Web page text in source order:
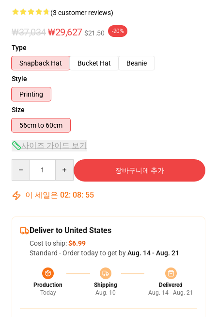
(3 customer reviews)
₩37,034₩29,627 $21.50 -20%
Type
Snapback Hat
Bucket Hat
Beanie
Style
Printing
Size
56cm to 60cm
사이즈 가이드 보기
장바구니에 추가
이 세일은 02: 08: 54
Deliver to United States
Cost to ship:$6.99
Standard - Order today to get byAug. 14 - Aug. 21
Production
Today
Shipping
Aug. 10
Delivered
Aug. 14 - Aug. 21